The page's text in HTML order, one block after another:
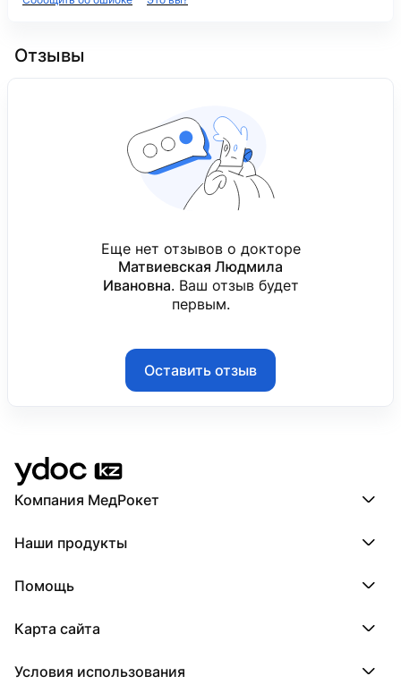
Отзывы
Еще нет отзывов о докторе
Матвиевская Людмила
Ивановна. Ваш отзыв будет
первым.
Оставить отзыв
Компания МедРокет
О YDoc
Наши продукты
ПроТаблетки
МедТочка
Помощь
Регистрация врача
Карта сайта
Регионы
Условия использования